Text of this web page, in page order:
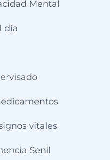
Mental
día
vitales
Senil